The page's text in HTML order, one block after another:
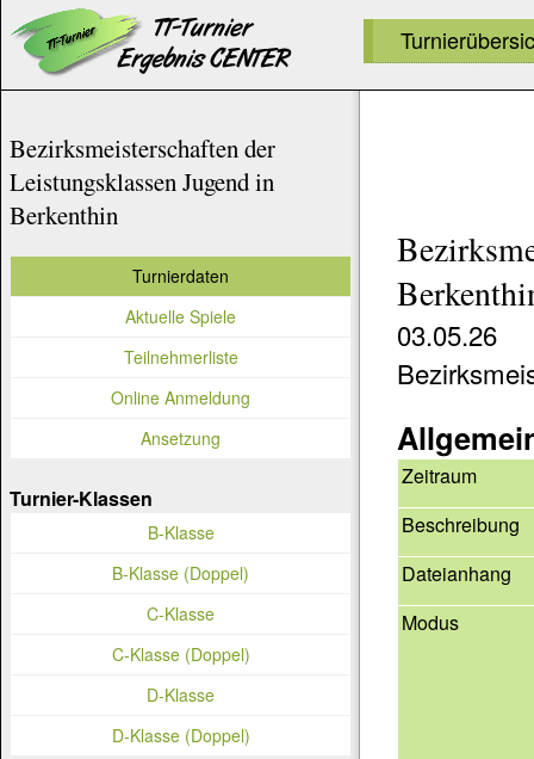
03.05.26
Zeitraum
Beschreibung
Dateianhang
Modus
Bezirksmeisterschaften der
Leistungsklassen Jugend in
Berkenthin
Turnierdaten
Aktuelle Spiele
Teilnehmerliste
Online Anmeldung
Ansetzung
Turnier-Klassen
B-Klasse
B-Klasse (Doppel)
C-Klasse
C-Klasse (Doppel)
D-Klasse
D-Klasse (Doppel)